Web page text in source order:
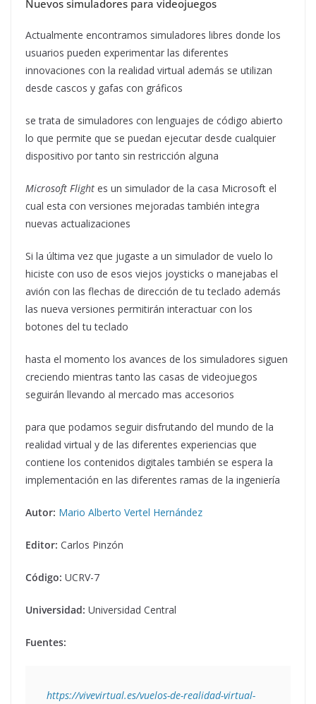
Nuevos simuladores para videojuegos
Actualmente encontramos simuladores libres donde los
usuarios pueden experimentar las diferentes
innovaciones con la realidad virtual además se utilizan
desde cascos y gafas con gráficos
se trata de simuladores con lenguajes de código abierto
lo que permite que se puedan ejecutar desde cualquier
dispositivo por tanto sin restricción alguna
Microsoft Flight es un simulador de la casa Microsoft el
cual esta con versiones mejoradas también integra
nuevas actualizaciones
Si la última vez que jugaste a un simulador de vuelo lo
hiciste con uso de esos viejos joysticks o manejabas el
avión con las flechas de dirección de tu teclado además
las nueva versiones permitirán interactuar con los
botones del tu teclado
hasta el momento los avances de los simuladores siguen
creciendo mientras tanto las casas de videojuegos
seguirán llevando al mercado mas accesorios
para que podamos seguir disfrutando del mundo de la
realidad virtual y de las diferentes experiencias que
contiene los contenidos digitales también se espera la
implementación en las diferentes ramas de la ingeniería
Autor: Mario Alberto Vertel Hernández
Editor: Carlos Pinzón
Código: UCRV-7
Universidad: Universidad Central
Fuentes:
https://vivevirtual.es/vuelos-de-realidad-virtual-